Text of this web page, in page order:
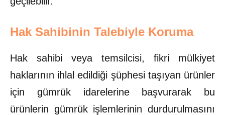
Hak Sahibinin Talebiyle Koruma
Hak sahibi veya temsilcisi, fikri mülkiyet
haklarının ihlal edildiği şüphesi taşıyan ürünler
için gümrük idarelerine başvurarak bu
ürünlerin gümrük işlemlerinin durdurulmasını